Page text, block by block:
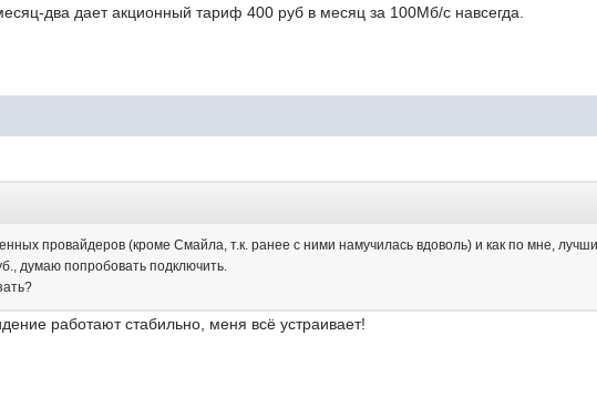
два дает акционный тариф 400 руб в месяц за 100Мб/с навсегда.
провайдеров (кроме Смайла, т.к. ранее с ними намучилась вдоволь) и как по мне,
думаю попробовать подключить.
работают стабильно, меня всё устраивает!